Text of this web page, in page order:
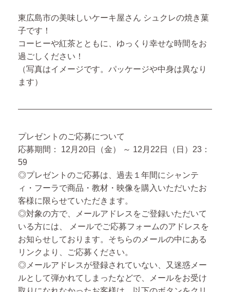
東広島市の美味しいケーキ屋さん シュクレの焼き菓
子です！
コーヒーや紅茶とともに、ゆっくり幸せな時間をお
過ごしください！
（写真はイメージです。パッケージや中身は異なり
ます）
プレゼントのご応募について
応募期間： 12月20日（金） ～ 12月22日（日）23：
59
◎プレゼントのご応募は、過去１年間にシャンテ
ィ・フーラで商品・教材・映像を購入いただいたお
客様に限らせていただきます。
◎対象の方で、メールアドレスをご登録いただいて
いる方には、
メールでご応募フォームのアドレスを
お知らせしております。 そちらのメールの中にある
リンクより、ご応募ください。
◎メールアドレスが登録されていない、又迷惑メー
ルとして弾かれてしまったなどで、メールをお受け